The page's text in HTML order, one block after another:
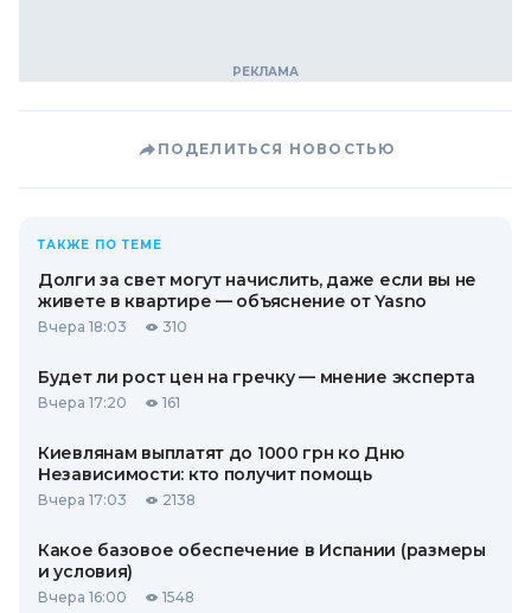
ПОДЕЛИТЬСЯ НОВОСТЬЮ
ТАКЖЕ ПО ТЕМЕ
Долги за свет могут начислить, даже если вы не
живете в квартире — объяснение от Yasno
Вчера 18:03 310
Будет ли рост цен на гречку — мнение эксперта
Вчера 17:20 161
Киевлянам выплатят до 1000 грн ко Дню
Независимости: кто получит помощь
Вчера 17:03 2138
Какое базовое обеспечение в Испании (размеры
и условия)
Вчера 16:00 1548